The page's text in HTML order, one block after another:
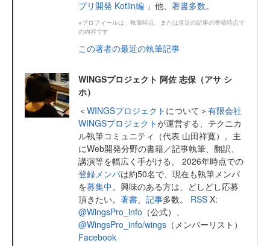
プリ開発 Kotlin編 」他、 著書多数。
※プロフィールは、執筆時点、または直近の記事の寄稿時点で
の内容です
この著者の最近の執筆記事
WINGSプロジェクト 阿佐 志保（アサ シ
ホ）
＜WINGSプロジェクト について＞有限会社
WINGSプロジェクトが運営する、テクニカ
ル執筆コミュニティ（代表 山田祥寛）。主
にWeb開発分野の書籍／記事執筆、翻訳、
講演等を幅広く手がける。 2026年時点での
登録メンバは約50名で、現在も執筆メンバ
を募集中。興味のある方は、どしどし応募
頂きたい。 著書 記事多数。 RSS X:
@WingsPro_info （公式）、
@WingsPro_info/wings （メンバーリスト）
Facebook